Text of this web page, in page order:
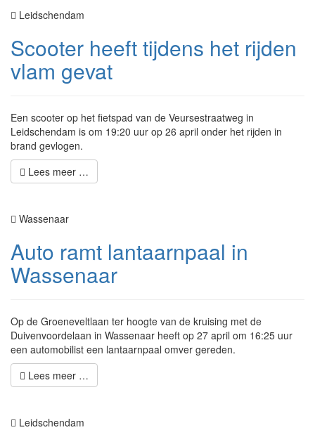
Leidschendam
Scooter heeft tijdens het rijden
vlam gevat
Een scooter op het fietspad van de Veursestraatweg in
Leidschendam is om 19:20 uur op 26 april onder het rijden in
brand gevlogen.
Lees meer …
Wassenaar
Auto ramt lantaarnpaal in
Wassenaar
Op de Groeneveltlaan ter hoogte van de kruising met de
Duivenvoordelaan in Wassenaar heeft op 27 april om 16:25 uur
een automobilist een lantaarnpaal omver gereden.
Lees meer …
Leidschendam